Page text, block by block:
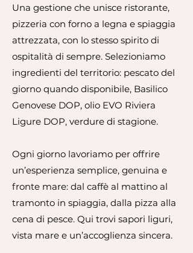
Una gestione che unisce ristorante,
pizzeria con forno a legna e spiaggia
attrezzata, con lo stesso spirito di
ospitalità di sempre. Selezioniamo
ingredienti del territorio: pescato del
giorno quando disponibile, Basilico
Genovese DOP, olio EVO Riviera
Ligure DOP, verdure di stagione.
Ogni giorno lavoriamo per offrire
un’esperienza semplice, genuina e
fronte mare: dal caffè al mattino al
tramonto in spiaggia, dalla pizza alla
cena di pesce. Qui trovi sapori liguri,
vista mare e un’accoglienza sincera.